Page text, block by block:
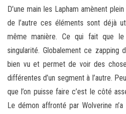
D’une main les Lapham amènent
de l’autre ces éléments sont déjà
même manière. Ce qui fait que
singularité. Globalement ce zapping
bien vu et permet de voir des
différentes d’un segment à l’autre.
que l’on puisse faire c’est le côté
Le démon affronté par Wolverine